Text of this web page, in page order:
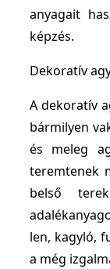
anyagait
képzés.
Dekoratív
A dekoratív
bármilyen
és meleg
teremtenek
belső
len, kagyló,
a még